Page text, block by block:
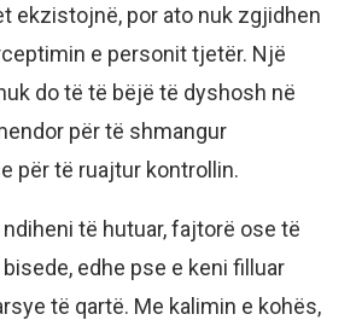
ekzistojnë, por ato nuk zgjidhen
e personit tjetër. Një
do të të bëjë të dyshosh në
për të shmangur
për të ruajtur kontrollin.
të hutuar, fajtorë ose të
edhe pse e keni filluar
të qartë. Me kalimin e kohës,